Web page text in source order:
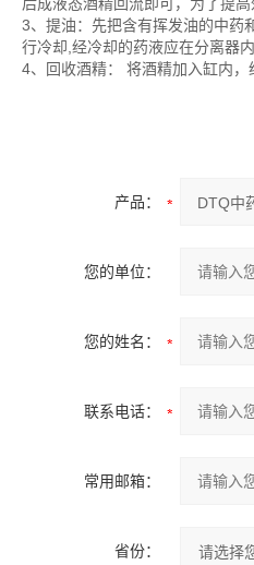
3、提油：先把含有挥发油的中药
行冷却,经冷却的药液应在分离器
4、回收酒精： 将酒精加入缸内
产品：
您的单位：
您的姓名：
联系电话：
常用邮箱：
省份：